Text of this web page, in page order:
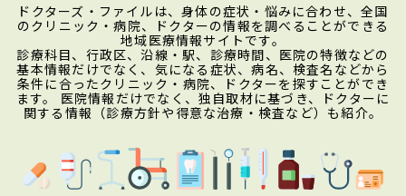
ドクターズ・ファイルは、身体の症状・悩みに合わせ、全国
のクリニック・病院、ドクターの情報を調べることができる
地域医療情報サイトです。
診療科目、行政区、沿線・駅、診療時間、医院の特徴などの
基本情報だけでなく、気になる症状、病名、検査名などから
条件に合ったクリニック・病院、ドクターを探すことができ
ます。 医院情報だけでなく、独自取材に基づき、ドクターに
関する情報（診療方針や得意な治療・検査など）も紹介。